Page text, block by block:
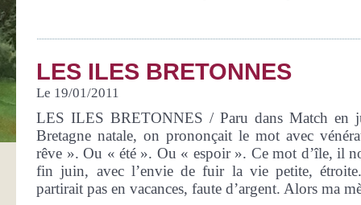
LES ILES BRETONNES
Le 19/01/2011
LES ILES BRETONNES / Paru dans Match en
Bretagne natale, on prononçait le mot avec
rêve ». Ou « été ». Ou « espoir ». Ce mot d’île, il
fin juin, avec l’envie de fuir la vie petite,
partirait pas en vacances, faute d’argent. Alors ma